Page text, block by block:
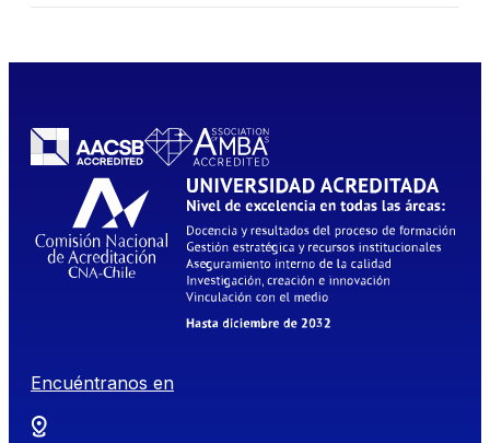
Encuéntranos en